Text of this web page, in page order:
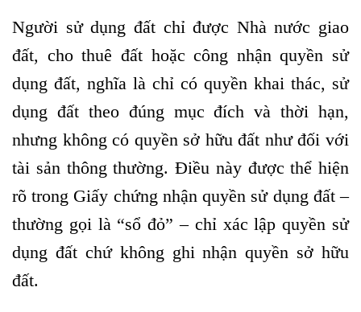
Người sử dụng đất chỉ được Nhà nước giao
đất, cho thuê đất hoặc công nhận quyền sử
dụng đất, nghĩa là chỉ có quyền khai thác, sử
dụng đất theo đúng mục đích và thời hạn,
nhưng không có quyền sở hữu đất như đối với
tài sản thông thường. Điều này được thể hiện
rõ trong Giấy chứng nhận quyền sử dụng đất –
thường gọi là “sổ đỏ” – chỉ xác lập quyền sử
dụng đất chứ không ghi nhận quyền sở hữu
đất.